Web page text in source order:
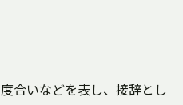
合いなどを表し、接辞とし